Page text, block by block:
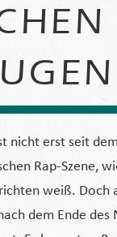
nicht erst seit
Rap-Szene,
weiß.
dem Ende